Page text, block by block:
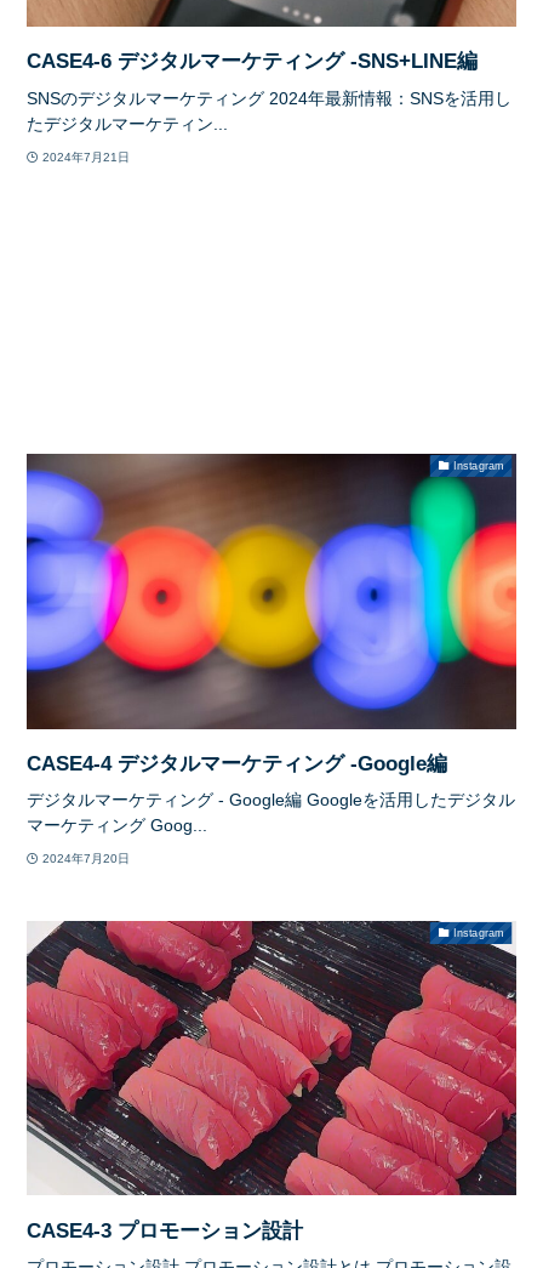
CASE4-6 デジタルマーケティング -SNS+LINE編
SNSのデジタルマーケティング 2024年最新情報：SNSを活用し
たデジタルマーケティン...
2024年7月21日
Instagram
CASE4-4 デジタルマーケティング -Google編
デジタルマーケティング - Google編 Googleを活用したデジタル
マーケティング Goog...
2024年7月20日
Instagram
CASE4-3 プロモーション設計